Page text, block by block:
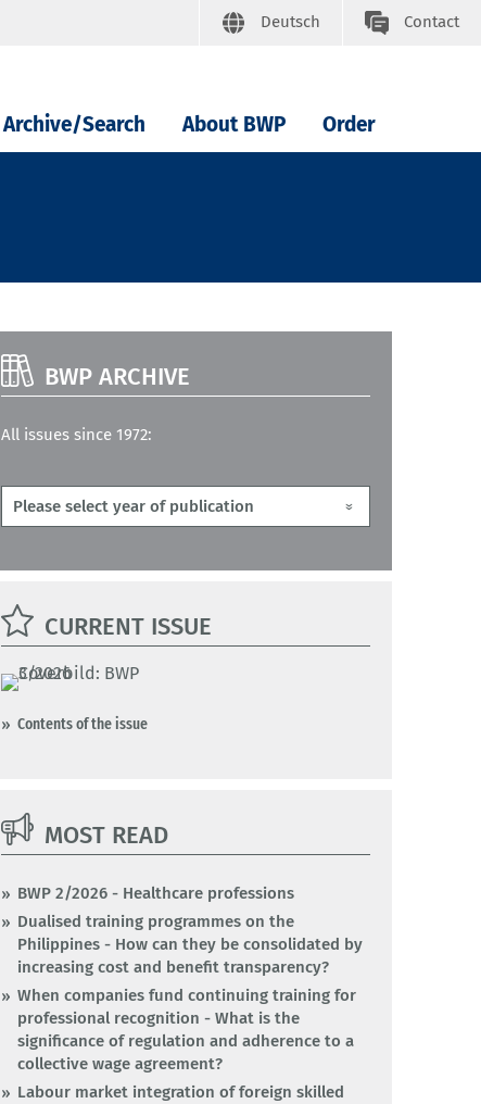
Deutsch Contact
Archive/Search About BWP Order
BWP ARCHIVE
All issues since 1972:
CURRENT ISSUE
Contents of the issue
MOST READ
BWP 2/2026 - Healthcare professions
Dualised training programmes on the
Philippines - How can they be consolidated by
increasing cost and benefit transparency?
When companies fund continuing training for
professional recognition - What is the
significance of regulation and adherence to a
collective wage agreement?
Labour market integration of foreign skilled